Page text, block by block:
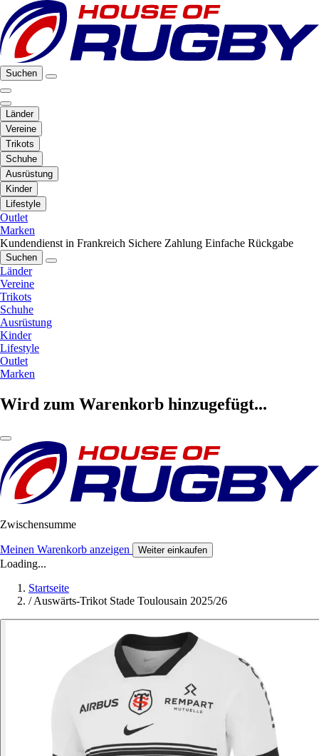
Suchen
Länder
Vereine
Trikots
Schuhe
Ausrüstung
Kinder
Lifestyle
Outlet
Marken
Kundendienst in Frankreich Sichere Zahlung Einfache Rückgabe
Suchen
Länder
Vereine
Trikots
Schuhe
Ausrüstung
Kinder
Lifestyle
Outlet
Marken
Wird zum Warenkorb hinzugefügt...
Zwischensumme
Meinen Warenkorb anzeigen Weiter einkaufen
Loading...
Startseite
/ Auswärts-Trikot Stade Toulousain 2025/26